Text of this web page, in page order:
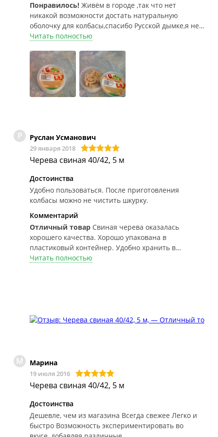
Понравилось! Живём в городе ,так что нет
никакой возможности достать натуральную
оболочку для колбасы,спасибо Русской дымке,я не
в первый раз заказываю Ваши товары,надеюсь
сфотографировать не удалось,забыли и
съели,вспомнили,а поздно.В следующий раз.
Читать полностью
Р Руслан Усманович
29 января 2018
Черева свиная 40/42, 5 м
Достоинства
Удобно пользоваться. После приготовления
колбасы можно не чистить шкурку.
Комментарий
Отличный товар Свиная черева оказалась
хорошего качества. Хорошо упакована в
пластиковый контейнер. Удобно хранить в
холодильнике. Очень легко пользоваться,
Читать полностью
М Марина
19 июля 2016
Черева свиная 40/42, 5 м
Достоинства
Дешевле, чем из магазина Всегда свежее Легко и
быстро Возможность экспериментировать во